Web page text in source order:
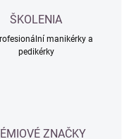
ŠKOLENIA
manikérky a
pedikérky
ZNAČKY